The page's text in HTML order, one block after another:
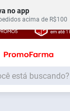
no app
acima de R$100